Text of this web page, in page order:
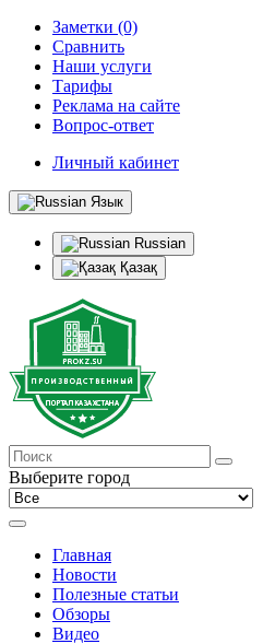
Заметки (0)
Сравнить
Наши услуги
Тарифы
Реклама на сайте
Вопрос-ответ
Личный кабинет
Язык
Russian
Қазақ
Выберите город
Главная
Новости
Полезные статьи
Обзоры
Видео